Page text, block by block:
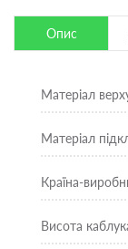
Опис
Матеріал
Матеріал
Країна-
Висота